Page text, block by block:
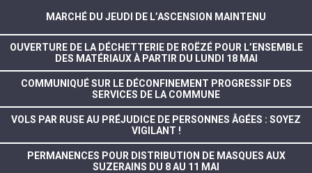
MARCHÉ DU JEUDI DE L’ASCENSION MAINTENU
OUVERTURE DE LA DÉCHETTERIE DE ROËZÉ POUR L’ENSEMBLE
DES MATÉRIAUX À PARTIR DU LUNDI 18 MAI
COMMUNIQUÉ SUR LE DÉCONFINEMENT PROGRESSIF DES
SERVICES DE LA COMMUNE
VOLS PAR RUSE AU PRÉJUDICE DE PERSONNES ÂGÉES : SOYEZ
VIGILANT !
PERMANENCES POUR DISTRIBUTION DE MASQUES AUX
SUZERAINS DU 8 AU 11 MAI